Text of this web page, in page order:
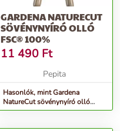
GARDENA NATURECUT
SÖVÉNYNYÍRÓ OLLÓ
FSC® 100%
11 490 Ft
Pepita
Hasonlók, mint Gardena
NatureCut sövénynyíró olló
FSC® 100%